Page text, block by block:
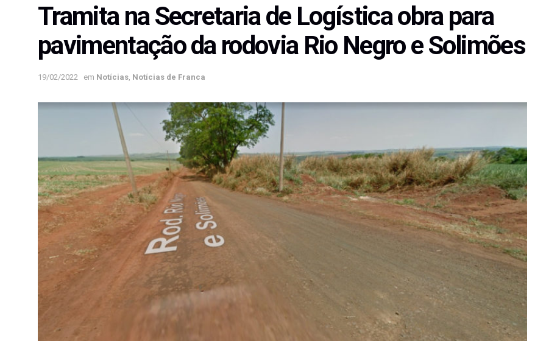
Tramita na Secretaria de Logística obra para
pavimentação da rodovia Rio Negro e Solimões
19/02/2022 em Notícias Notícias de Franca